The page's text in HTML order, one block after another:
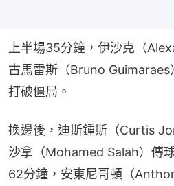
上半場35分鐘，伊沙克（
古馬雷斯（Bruno
打破僵局。
換邊後，迪斯鍾斯（Curtis
沙拿（Mohamed Salah）傳
62分鐘，安東尼哥頓（